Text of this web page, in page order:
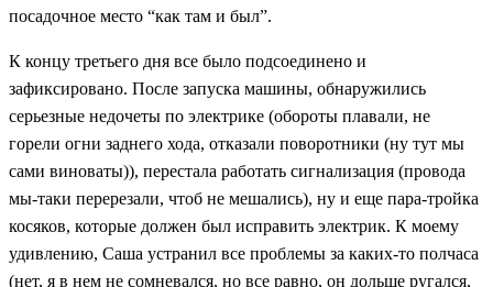
посадочное место “как там и был”.
К концу третьего дня все было подсоединено и
зафиксировано. После запуска машины, обнаружились
серьезные недочеты по электрике (обороты плавали, не
горели огни заднего хода, отказали поворотники (ну тут мы
сами виноваты)), перестала работать сигнализация (провода
мы-таки перерезали, чтоб не мешались), ну и еще пара-тройка
косяков, которые должен был исправить электрик. К моему
удивлению, Саша устранил все проблемы за каких-то полчаса
(нет, я в нем не сомневался, но все равно, он дольше ругался,